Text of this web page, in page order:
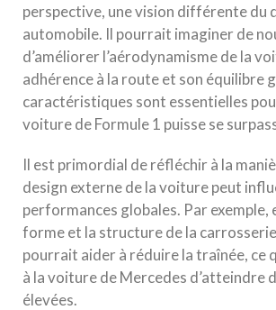
perspective, une vision différente du
automobile. Il pourrait imaginer de
d’améliorer l’aérodynamisme de la
adhérence à la route et son équilibre
caractéristiques sont essentielles
voiture de Formule 1 puisse se
Il est primordial de réfléchir à la
design externe de la voiture peut
performances globales. Par exemple,
forme et la structure de la
pourrait aider à réduire la traînée, ce
à la voiture de Mercedes d’atteindre
élevées.